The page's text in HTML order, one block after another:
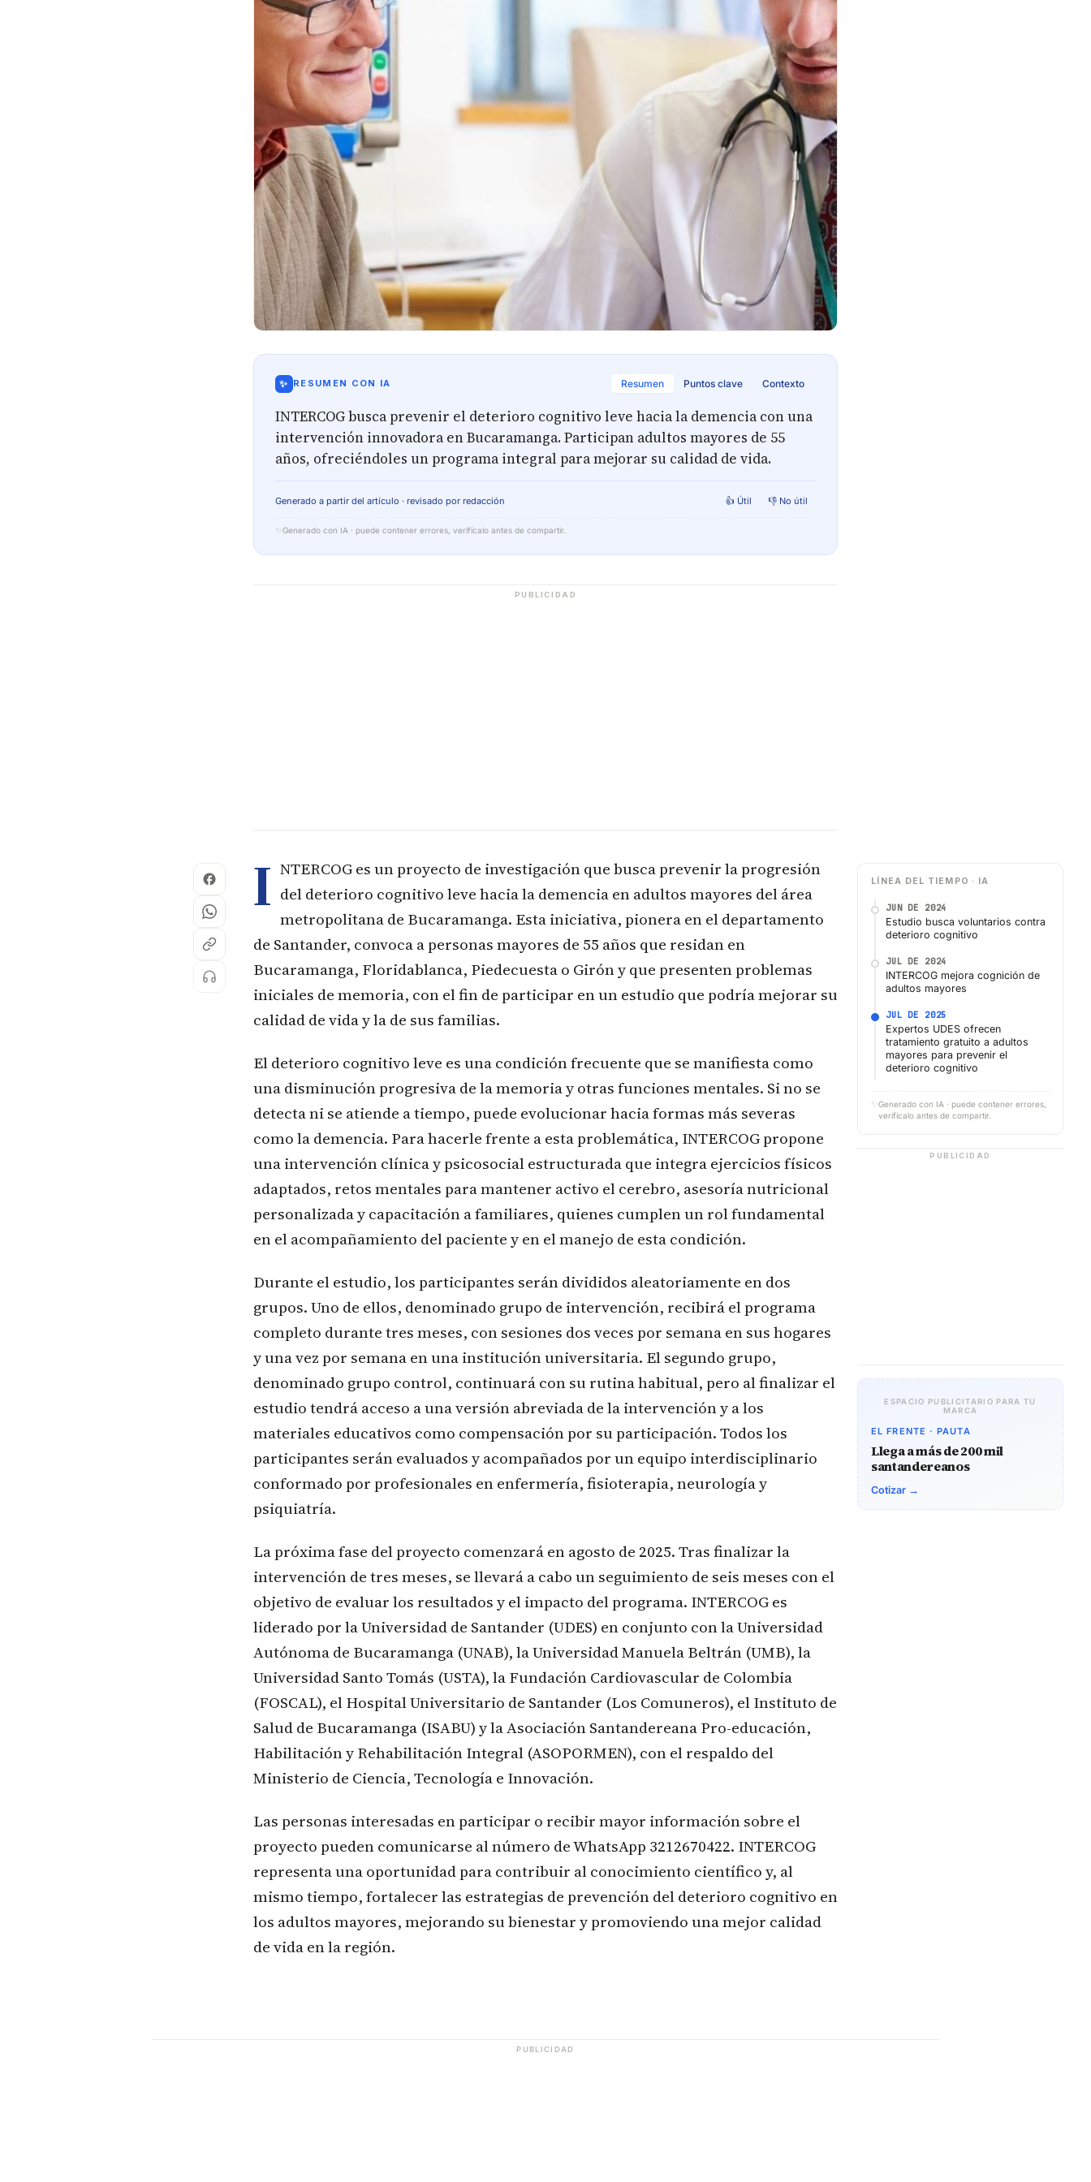
✨ RESUMEN CON IA Resumen Puntos clave Contexto
INTERCOG busca prevenir el deterioro cognitivo leve hacia la demencia con una
intervención innovadora en Bucaramanga. Participan adultos mayores de 55
años, ofreciéndoles un programa integral para mejorar su calidad de vida.
Generado a partir del artículo · revisado por redacción 👍 Útil 👎 No útil
✨ Generado con IA · puede contener errores, verifícalo antes de compartir.
PUBLICIDAD
I NTERCOG es un proyecto de investigación que busca prevenir la progresión
del deterioro cognitivo leve hacia la demencia en adultos mayores del área
metropolitana de Bucaramanga. Esta iniciativa, pionera en el departamento
de Santander, convoca a personas mayores de 55 años que residan en
Bucaramanga, Floridablanca, Piedecuesta o Girón y que presenten problemas
iniciales de memoria, con el fin de participar en un estudio que podría mejorar su
calidad de vida y la de sus familias.
El deterioro cognitivo leve es una condición frecuente que se manifiesta como
una disminución progresiva de la memoria y otras funciones mentales. Si no se
detecta ni se atiende a tiempo, puede evolucionar hacia formas más severas
como la demencia. Para hacerle frente a esta problemática, INTERCOG propone
una intervención clínica y psicosocial estructurada que integra ejercicios físicos
adaptados, retos mentales para mantener activo el cerebro, asesoría nutricional
personalizada y capacitación a familiares, quienes cumplen un rol fundamental
en el acompañamiento del paciente y en el manejo de esta condición.
Durante el estudio, los participantes serán divididos aleatoriamente en dos
grupos. Uno de ellos, denominado grupo de intervención, recibirá el programa
completo durante tres meses, con sesiones dos veces por semana en sus hogares
y una vez por semana en una institución universitaria. El segundo grupo,
denominado grupo control, continuará con su rutina habitual, pero al finalizar el
estudio tendrá acceso a una versión abreviada de la intervención y a los
materiales educativos como compensación por su participación. Todos los
participantes serán evaluados y acompañados por un equipo interdisciplinario
conformado por profesionales en enfermería, fisioterapia, neurología y
psiquiatría.
La próxima fase del proyecto comenzará en agosto de 2025. Tras finalizar la
intervención de tres meses, se llevará a cabo un seguimiento de seis meses con el
objetivo de evaluar los resultados y el impacto del programa. INTERCOG es
liderado por la Universidad de Santander (UDES) en conjunto con la Universidad
Autónoma de Bucaramanga (UNAB), la Universidad Manuela Beltrán (UMB), la
Universidad Santo Tomás (USTA), la Fundación Cardiovascular de Colombia
(FOSCAL), el Hospital Universitario de Santander (Los Comuneros), el Instituto de
Salud de Bucaramanga (ISABU) y la Asociación Santandereana Pro-educación,
Habilitación y Rehabilitación Integral (ASOPORMEN), con el respaldo del
Ministerio de Ciencia, Tecnología e Innovación.
Las personas interesadas en participar o recibir mayor información sobre el
proyecto pueden comunicarse al número de WhatsApp 3212670422. INTERCOG
representa una oportunidad para contribuir al conocimiento científico y, al
mismo tiempo, fortalecer las estrategias de prevención del deterioro cognitivo en
los adultos mayores, mejorando su bienestar y promoviendo una mejor calidad
de vida en la región.
LÍNEA DEL TIEMPO · IA
JUN DE 2024
Estudio busca voluntarios contra
deterioro cognitivo
JUL DE 2024
INTERCOG mejora cognición de
adultos mayores
JUL DE 2025
Expertos UDES ofrecen
tratamiento gratuito a adultos
mayores para prevenir el
deterioro cognitivo
✨ Generado con IA · puede contener errores,
verifícalo antes de compartir.
PUBLICIDAD
ESPACIO PUBLICITARIO PARA TU
MARCA
EL FRENTE · PAUTA
Llega a más de 200 mil
santandereanos
Cotizar →
PUBLICIDAD